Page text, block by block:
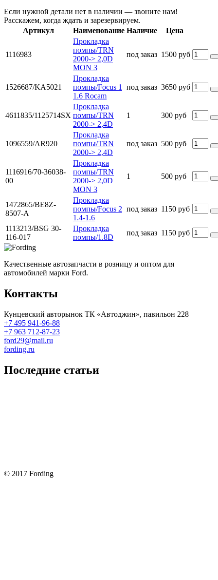
Если нужной детали нет в наличии — звоните нам!
Расскажем, когда ждать и зарезервируем.
Артикул
Наименование Наличие Цена
1116983
Прокладка
помпы/TRN
2000-> 2,0D
MON 3
под заказ 1500 руб
1526687/KA5021
Прокладка
помпы/Focus 1
1.6 Rocam
под заказ 3650 руб
4611835/1125714SX
Прокладка
помпы/TRN
2000-> 2,4D
1 300 руб
1096559/AR920
Прокладка
помпы/TRN
2000-> 2,4D
под заказ 500 руб
1116916/70-36038-
00
Прокладка
помпы/TRN
2000-> 2,0D
MON 3
1 500 руб
1472865/BE8Z-
8507-A
Прокладка
помпы/Focus 2
1.4-1.6
под заказ 1150 руб
1113213/BSG 30-
116-017
Прокладка
помпы/1.8D
под заказ 1150 руб
Качественные автозапчасти в розницу и оптом для
автомобилей марки Ford.
Контакты
Кунцевский авторынок ТК «Автоджин», павильон 228
+7 495 941-96-88
+7 963 712-87-23
ford29@mail.ru
fording.ru
Последние статьи
© 2017 Fording